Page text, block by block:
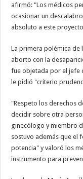
afirmó: "Los médicos
ocasionar un
absoluto a este
La primera polémica de
aborto con la
fue objetada por el jefe
le pidió "criterio
"Respeto los derechos
decidir sobre otra
ginecólogo y miembro
sostuvo además que el
potencia" y valoró los
instrumento para